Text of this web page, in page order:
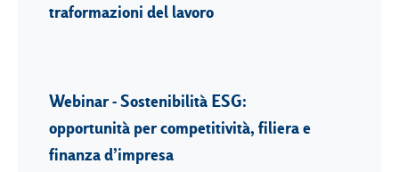
traformazioni del lavoro
Webinar - Sostenibilità ESG:
opportunità per competitività, filiera e
finanza d’impresa